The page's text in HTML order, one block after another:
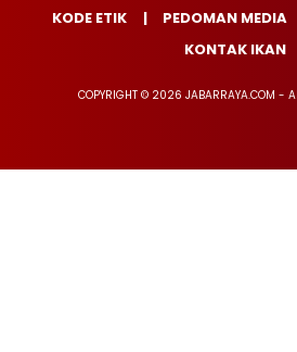
KODE ETIK
PEDOMAN MEDIA
KONTAK IKAN
COPYRIGHT © 2026 JABARRAYA.COM -